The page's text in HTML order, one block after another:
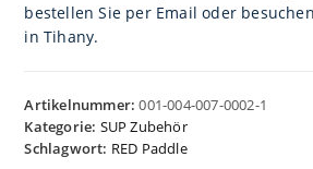
bestellen Sie per Email oder
in Tihany.
Artikelnummer:001-004-007-0002-1
Kategorie: SUP Zubehör
Schlagwort: RED Paddle